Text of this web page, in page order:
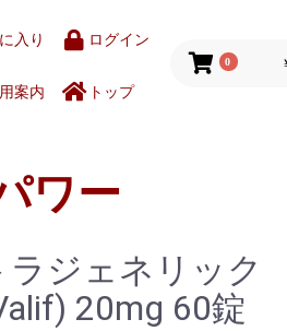
入り ログイン
案内 トップ
0
ワー
ラジェネリッ
20mg 60錠